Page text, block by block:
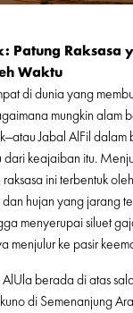
Patung Raksasa
Waktu
di dunia yang
mungkin alam
Jabal AlFil
dari keajaiban itu.
ini terbentuk
hujan yang jarang
menyerupai siluet
menjulur ke pasir
berada di atas
di Semenanjung